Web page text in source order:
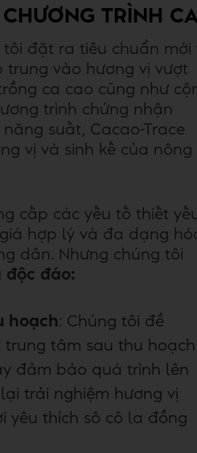
TRÌNH
tôi đặt ra tiêu chuẩn mới
trung vào hương vị vượt
ca cao cũng như
trình chứng nhận
suất, Cacao-Trace
vị và sinh kế của nông
cấp các yếu tố thiết
hợp lý và đa dạng
dân. Nhưng chúng tôi
độc đáo:
hoạch: Chúng tôi đề
trung tâm sau thu hoạch
đảm bảo quá trình lên
trải nghiệm hương vị
yêu thích sô cô la đồng